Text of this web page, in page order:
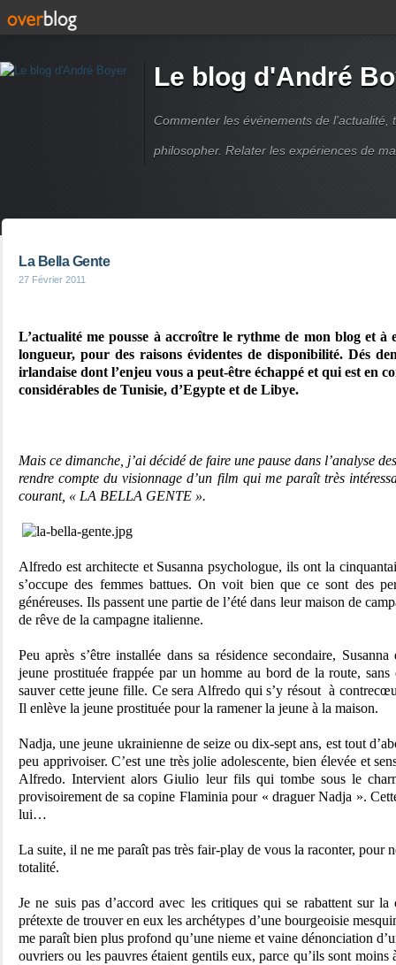
Le blog d'André
Commenter les événements de
philosopher. Relater les expériences de
La Bella Gente
27 Février 2011
L’actualité me pousse à accroître le rythme de mon blog et
longueur, pour des raisons évidentes de disponibilité. Dés
irlandaise dont l’enjeu vous a peut-être échappé et qui est en
considérables de Tunisie, d’Egypte et de Libye.
Mais ce dimanche, j’ai décidé de faire une pause dans l’analyse
rendre compte du visionnage d’un film qui me paraît très
courant, « LA BELLA GENTE ».
Alfredo est architecte et Susanna psychologue, ils ont la
s’occupe des femmes battues. On voit bien que ce sont des
généreuses. Ils passent une partie de l’été dans leur maison de
de rêve de la campagne italienne.
Peu après s’être installée dans sa résidence secondaire, Susanna
jeune prostituée frappée par un homme au bord de la route,
sauver cette jeune fille. Ce sera Alfredo qui s’y résout à
Il enlève la jeune prostituée pour la ramener la jeune à la maison.
Nadja, une jeune ukrainienne de seize ou dix-sept ans, est tout
peu apprivoiser. C’est une très jolie adolescente, bien élevée et
Alfredo. Intervient alors Giulio leur fils qui tombe sous le
provisoirement de sa copine Flaminia pour « draguer Nadja ».
lui…
La suite, il ne me paraît pas très fair-play de vous la raconter, pour
totalité.
Je ne suis pas d’accord avec les critiques qui se rabattent sur la
prétexte de trouver en eux les archétypes d’une bourgeoisie
me paraît bien plus profond qu’une nieme et vaine dénonciation
ouvriers ou les pauvres étaient gentils eux, parce qu’ils sont moins